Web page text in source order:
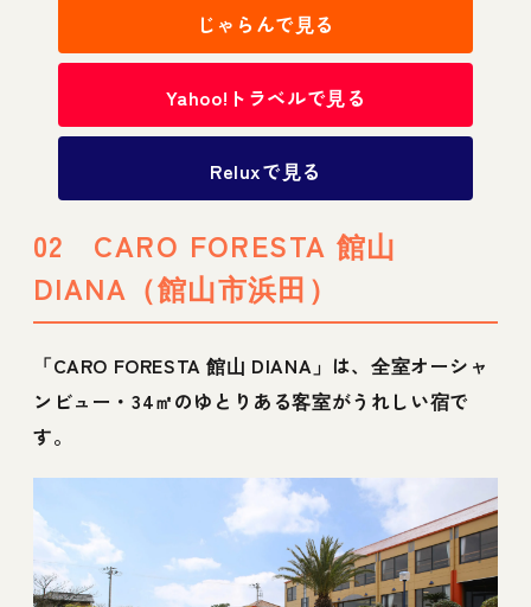
じゃらんで見る
Yahoo!トラベルで見る
Reluxで見る
02 CARO FORESTA 館山
DIANA（館山市浜田）
「CARO FORESTA 館山 DIANA」は、全室オーシャ
ンビュー・34㎡のゆとりある客室がうれしい宿で
す。